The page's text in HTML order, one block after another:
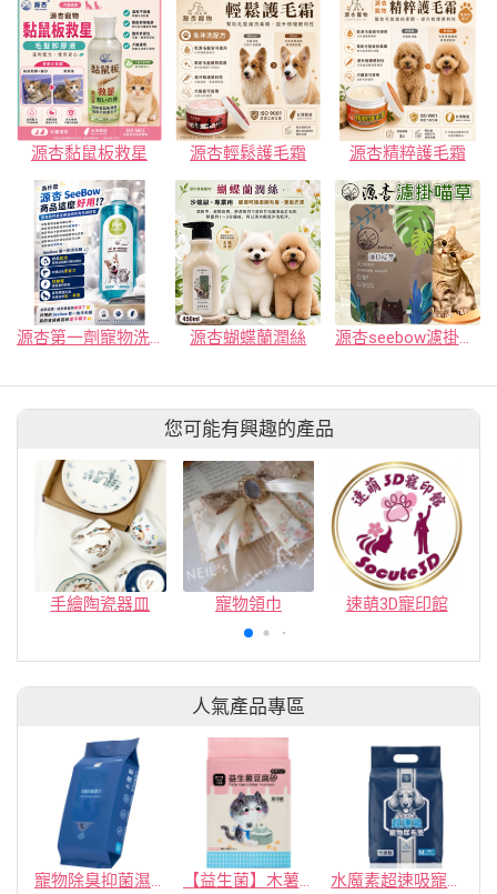
源杏黏鼠板救星 源杏輕鬆護毛霜 源杏精粹護毛霜
源杏蝴蝶蘭潤絲 源杏seebow濾掛喵草
您可能有興趣的產品
手繪陶瓷器皿 寵物領巾 速萌3D寵印館
人氣產品專區
寵物除臭抑菌濕紙巾／30抽／無味【4包100】 【益生菌】木薯豆腐砂/豆腐砂 (1包最低$119起)抽貓砂機 水魔素超速吸寵物尿布墊買1送1